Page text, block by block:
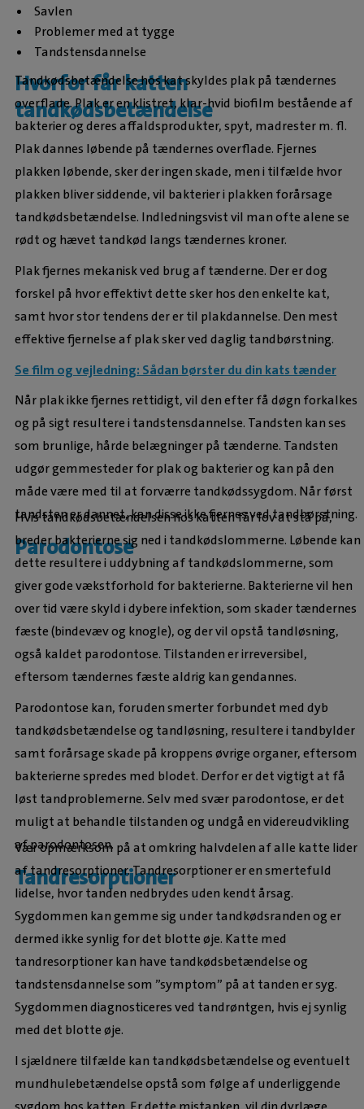
Savlen
Problemer med at tygge
Tandstensdannelse
Hvorfor får katten
tandkødsbetændelse
Tandkødsbetændelse hos kat skyldes plak på tændernes
overflade. Plak er en klistret, klar-hvid biofilm bestående af
bakterier og deres affaldsprodukter, spyt, madrester m. fl.
Plak dannes løbende på tændernes overflade. Fjernes
plakken løbende, sker der ingen skade, men i tilfælde hvor
plakken bliver siddende, vil bakterier i plakken forårsage
tandkødsbetændelse. Indledningsvist vil man ofte alene se
rødt og hævet tandkød langs tændernes kroner.
Plak fjernes mekanisk ved brug af tænderne. Der er dog
forskel på hvor effektivt dette sker hos den enkelte kat,
samt hvor stor tendens der er til plakdannelse. Den mest
effektive fjernelse af plak sker ved daglig tandbørstning.
Se film og vejledning: Sådan børster du din kats tænder
Når plak ikke fjernes rettidigt, vil den efter få døgn forkalkes
og på sigt resultere i tandstensdannelse. Tandsten kan ses
som brunlige, hårde belægninger på tænderne. Tandsten
udgør gemmesteder for plak og bakterier og kan på den
måde være med til at forværre tandkødssygdom. Når først
tandsten er dannet, kan disse ikke fjernes ved tandbørstning.
Parodontose
Hvis tandkødsbetændelsen hos katten får lov at stå på,
breder bakterierne sig ned i tandkødslommerne. Løbende kan
dette resultere i uddybning af tandkødslommerne, som
giver gode vækstforhold for bakterierne. Bakterierne vil hen
over tid være skyld i dybere infektion, som skader tændernes
fæste (bindevæv og knogle), og der vil opstå tandløsning,
også kaldet parodontose. Tilstanden er irreversibel,
eftersom tændernes fæste aldrig kan gendannes.
Parodontose kan, foruden smerter forbundet med dyb
tandkødsbetændelse og tandløsning, resultere i tandbylder
samt forårsage skade på kroppens øvrige organer, eftersom
bakterierne spredes med blodet. Derfor er det vigtigt at få
løst tandproblemerne. Selv med svær parodontose, er det
muligt at behandle tilstanden og undgå en videreudvikling
af parodontosen.
Tandresorptioner
Vær opmærksom på at omkring halvdelen af alle katte lider
af tandresorptioner. Tandresorptioner er en smertefuld
lidelse, hvor tanden nedbrydes uden kendt årsag.
Sygdommen kan gemme sig under tandkødsranden og er
dermed ikke synlig for det blotte øje. Katte med
tandresorptioner kan have tandkødsbetændelse og
tandstensdannelse som ”symptom” på at tanden er syg.
Sygdommen diagnosticeres ved tandrøntgen, hvis ej synlig
med det blotte øje.
I sjældnere tilfælde kan tandkødsbetændelse og eventuelt
mundhulebetændelse opstå som følge af underliggende